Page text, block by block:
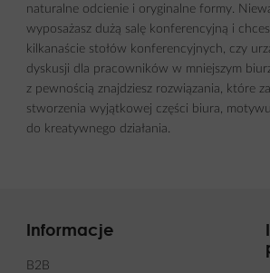
naturalne odcienie i oryginalne formy.
wyposażasz dużą salę konferencyjną i
kilkanaście stołów konferencyjnych, czy
dyskusji dla pracowników w mniejszym
z pewnością znajdziesz rozwiązania, które
stworzenia wyjątkowej części biura,
do kreatywnego działania.
Informacje
B2B